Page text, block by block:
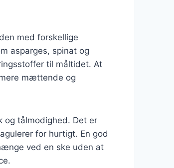
med forskellige
asparges, spinat og
til måltidet. At
mættende og
og tålmodighed. Det er
for hurtigt. En god
ved en ske uden at